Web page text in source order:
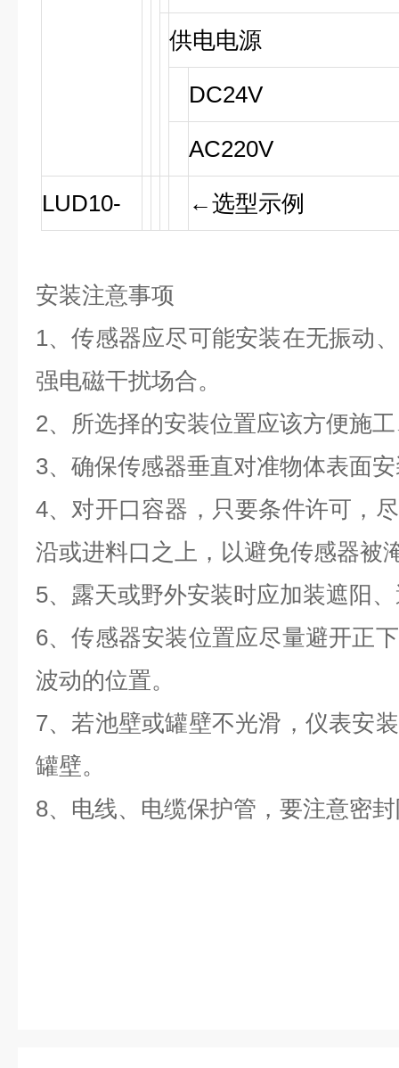
供电电源
DC24V
AC220V
LUD10- ←选型示例
安装注意事项
1、传感器应尽可能安装在无振动
强电磁干扰场合。
2、所选择的安装位置应该方便施
3、确保传感器垂直对准物体表面
4、对开口容器，只要条件许可，
沿或进料口之上，以避免传感器被
5、露天或野外安装时应加装遮阳
6、传感器安装位置应尽量避开正
波动的位置。
7、若池壁或罐壁不光滑，仪表安
罐壁。
8、电线、电缆保护管，要注意密